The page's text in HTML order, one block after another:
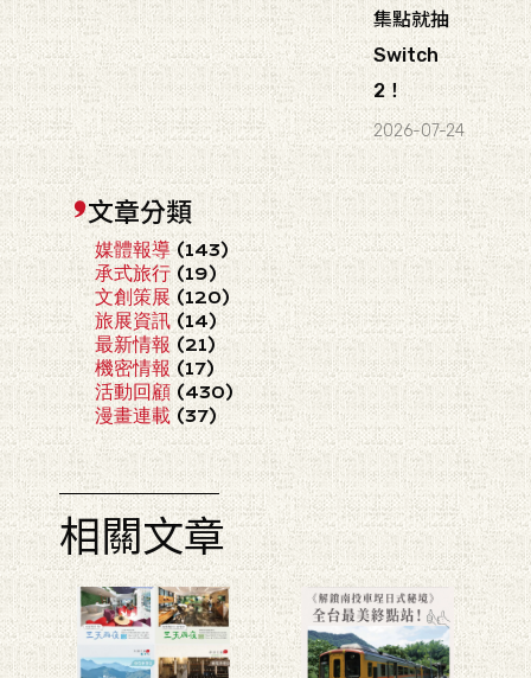
集點就抽
Switch
2！
2026-07-24
文章分類
媒體報導(143)
承式旅行 (19)
文創策展(120)
旅展資訊(14)
最新情報 (21)
機密情報(17)
活動回顧 (430)
漫畫連載 (37)
相關文章